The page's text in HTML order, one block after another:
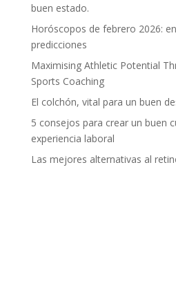
buen estado.
Horóscopos de febrero 2026:
predicciones
Maximising Athletic Potential
Sports Coaching
El colchón, vital para un buen
5 consejos para crear un buen
experiencia laboral
Las mejores alternativas al